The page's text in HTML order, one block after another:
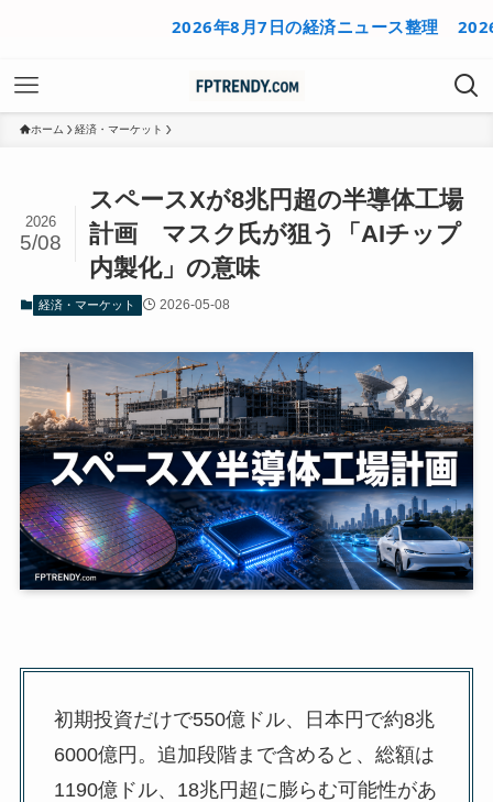
2026年8月7日の経済ニュース整理 2026年8月5
ホーム 経済・マーケット
スペースXが8兆円超の半導体工場
計画 マスク氏が狙う「AIチップ
内製化」の意味
2026
5/08
経済・マーケット 2026-05-08
初期投資だけで550億ドル、日本円で約8兆
6000億円。追加段階まで含めると、総額は
1190億ドル、18兆円超に膨らむ可能性があ